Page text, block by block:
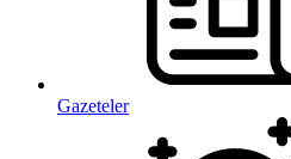
Gazeteler